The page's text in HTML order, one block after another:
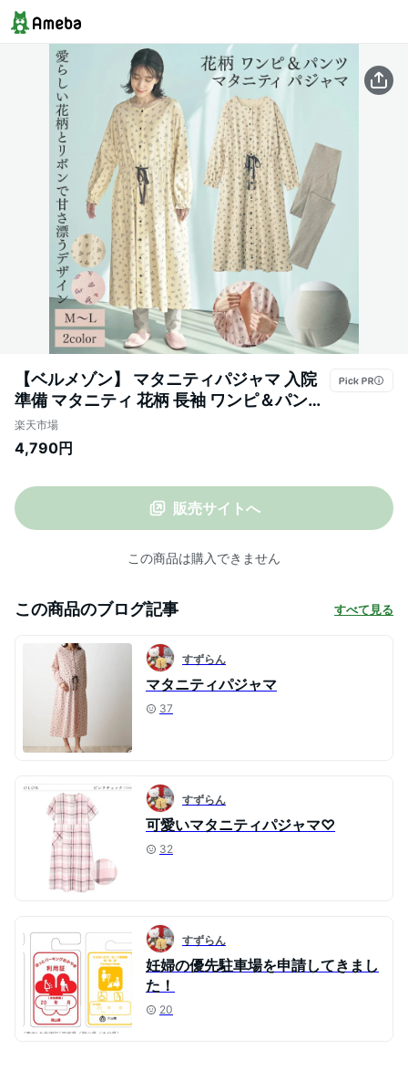
【ベルメゾン】 マタニティパジャマ 入院
準備 マタニティ 花柄 長袖 ワンピ＆パンツ
パジャマ ◆ マタニティM-L ◆◇ 妊婦 マタ
ニティ用 マタニティ パジャマ 長袖 パジャ
22SS
楽天市場
4,790円
販売サイトへ
この商品は購入できません
この商品のブログ記事 すべて見る
すずらん
マタニティパジャマ
37
すずらん
可愛いマタニティパジャマ♡
32
すずらん
妊婦の優先駐車場を申請してきまし
た！
20